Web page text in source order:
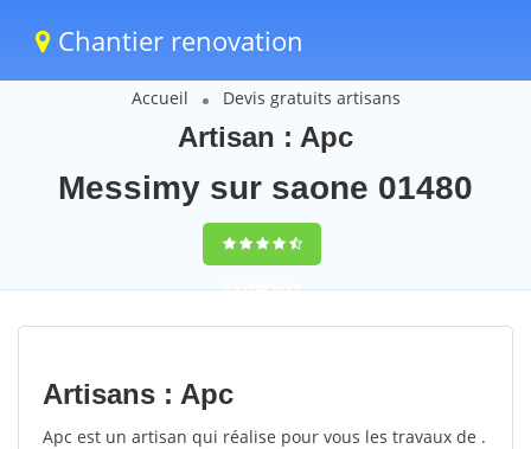
Chantier renovation
Accueil Devis gratuits artisans
Artisan : Apc
Messimy sur saone 01480
9,5(100%)74
votes
Artisans : Apc
Apc est un artisan qui réalise pour vous les travaux de .